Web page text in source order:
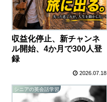
収益化停止、新チャンネ
ル開始、4か月で300人登
録
2026.07.18
シニアの英会話学習